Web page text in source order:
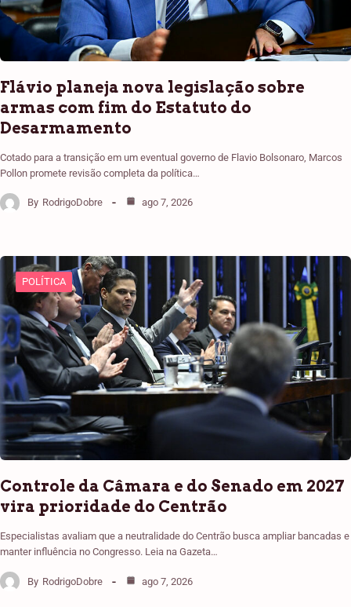
Flávio planeja nova legislação sobre
armas com fim do Estatuto do
Desarmamento
Cotado para a transição em um eventual governo de Flavio Bolsonaro, Marcos
Pollon promete revisão completa da política…
By RodrigoDobre ago 7, 2026
POLÍTICA
Controle da Câmara e do Senado em 2027
vira prioridade do Centrão
Especialistas avaliam que a neutralidade do Centrão busca ampliar bancadas e
manter influência no Congresso. Leia na Gazeta…
By RodrigoDobre ago 7, 2026